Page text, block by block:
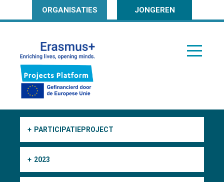
ORGANISATIES JONGEREN
PARTICIPATIEPROJECT
2023